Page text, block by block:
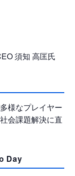
須知 高匡氏
様なプレイヤー
会課題解決に直
Day